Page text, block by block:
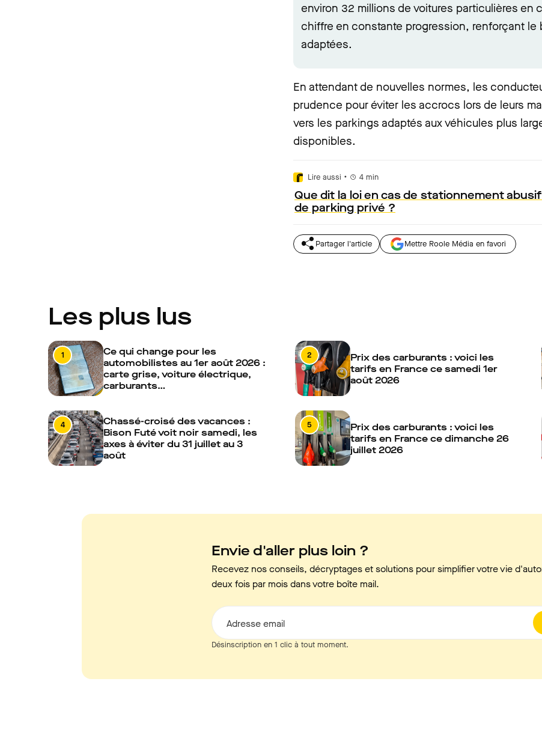
environ 32 millions de voitures particulières en
chiffre en constante progression, renforçant le
adaptées.
En attendant de nouvelles normes, les
prudence pour éviter les accrocs lors de leurs
vers les parkings adaptés aux véhicules plus
disponibles.
Lire aussi • 4 min
Que dit la loi en cas de stationnement
de parking privé ?
Partager l'article Mettre Roole Média en favori
Les plus lus
1
Ce qui change pour les
automobilistes au 1er août 2026 :
carte grise, voiture électrique,
carburants…
2
Prix des carburants : voici les
tarifs en France ce samedi 1er
août 2026
4
Chassé-croisé des vacances :
Bison Futé voit noir samedi, les
axes à éviter du 31 juillet au 3
août
5
Prix des carburants : voici les
tarifs en France ce dimanche 26
juillet 2026
Envie d'aller plus loin ?
Recevez nos conseils, décryptages et solutions pour simplifier votre vie
deux fois par mois dans votre boîte mail.
Adresse email
Désinscription en 1 clic à tout moment.